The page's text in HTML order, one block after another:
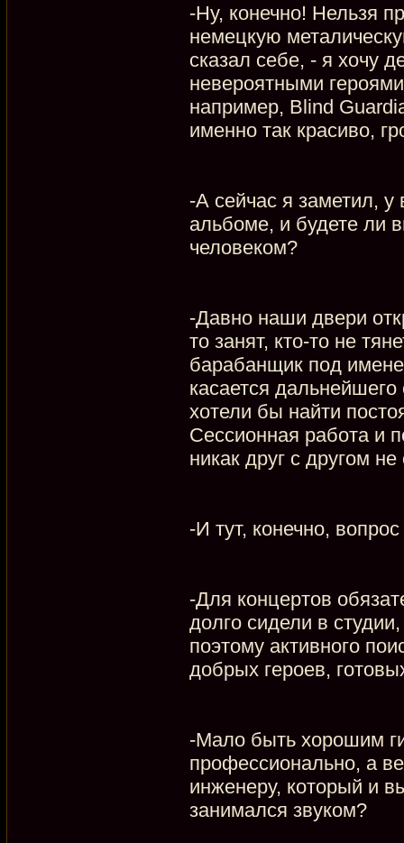
-Ну, конечно! Нельзя
немецкую
сказал себе, - я хочу
невероятными
например, Blind
именно так красиво,
-А сейчас я заметил,
альбоме, и будете ли
человеком?
-Давно наши двери
то занят, кто-то не
барабанщик под
касается
хотели бы найти
Сессионная работа и
никак друг с другом
-И тут, конечно,
-Для концертов
долго сидели в
поэтому активного
добрых героев,
-Мало быть хорошим
профессионально, а
инженеру, который и
занимался звуком?